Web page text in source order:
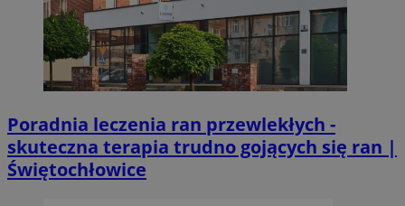
Poradnia leczenia ran przewlekłych -
skuteczna terapia trudno gojących się ran |
Świętochłowice
QeSessID m-ce.pl
euds